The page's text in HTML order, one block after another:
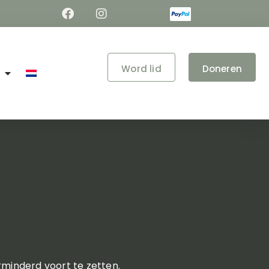
Word lid Doneren
voort te zetten.